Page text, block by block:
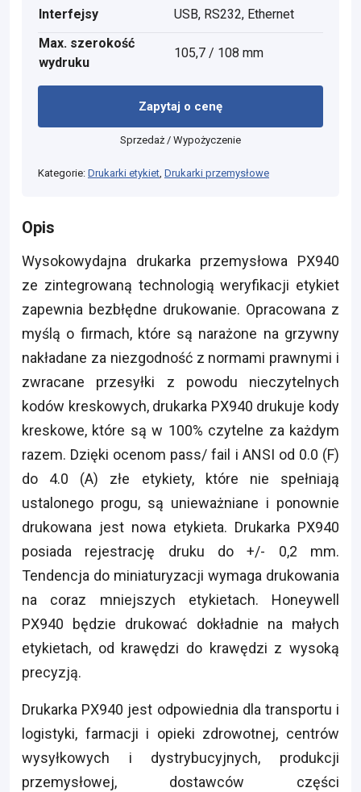
Interfejsy
USB, RS232, Ethernet
Max. szerokość
wydruku
105,7 / 108 mm
Zapytaj o cenę
Sprzedaż / Wypożyczenie
Kategorie: Drukarki etykiet, Drukarki przemysłowe
Opis
Wysokowydajna drukarka przemysłowa PX940
ze zintegrowaną technologią weryfikacji etykiet
zapewnia bezbłędne drukowanie. Opracowana z
myślą o firmach, które są narażone na grzywny
nakładane za niezgodność z normami prawnymi i
zwracane przesyłki z powodu nieczytelnych
kodów kreskowych, drukarka PX940 drukuje kody
kreskowe, które są w 100% czytelne za każdym
razem. Dzięki ocenom pass/ fail i ANSI od 0.0 (F)
do 4.0 (A) złe etykiety, które nie spełniają
ustalonego progu, są unieważniane i ponownie
drukowana jest nowa etykieta. Drukarka PX940
posiada rejestrację druku do +/- 0,2 mm.
Tendencja do miniaturyzacji wymaga drukowania
na coraz mniejszych etykietach. Honeywell
PX940 będzie drukować dokładnie na małych
etykietach, od krawędzi do krawędzi z wysoką
precyzją.
Drukarka PX940 jest odpowiednia dla transportu i
logistyki, farmacji i opieki zdrowotnej, centrów
wysyłkowych i dystrybucyjnych, produkcji
przemysłowej, dostawców części